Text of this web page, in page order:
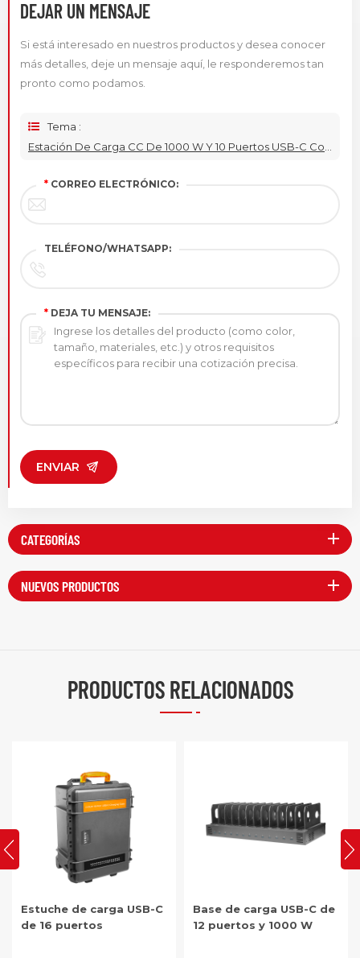
DEJAR UN MENSAJE
Si está interesado en nuestros productos y desea conocer
más detalles, deje un mensaje aquí, le responderemos tan
pronto como podamos.
Tema :
* CORREO ELECTRÓNICO:
TELÉFONO/WHATSAPP:
* DEJA TU MENSAJE:
ENVIAR
CATEGORÍAS
NUEVOS PRODUCTOS
PRODUCTOS RELACIONADOS
Base de carga USB-C de
12 puertos y 1000 W
Gabinete de carga para
tabletas USB-C de 40